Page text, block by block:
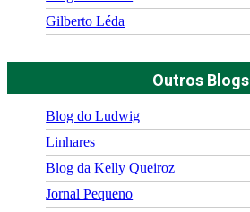
Gilberto Léda
Outros Blogs
Blog do Ludwig
Linhares
Blog da Kelly Queiroz
Jornal Pequeno